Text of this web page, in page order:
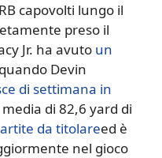
capovolti lungo il
preso il
Jr. ha avuto un
Devin
di settimana in
media di 82,6 yard di
da titolareed è
nel gioco